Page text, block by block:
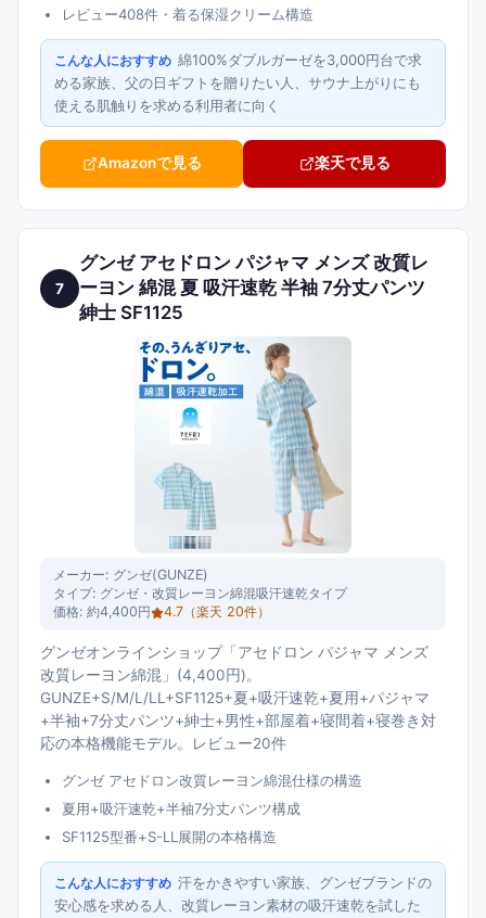
レビュー408件・着る保湿クリーム構造
こんな人におすすめ 綿100%ダブルガーゼを3,000円台で求
める家族、父の日ギフトを贈りたい人、サウナ上がりにも
使える肌触りを求める利用者に向く
Amazonで見る 楽天で見る
7
グンゼ アセドロン パジャマ メンズ 改質レ
ーヨン 綿混 夏 吸汗速乾 半袖 7分丈パンツ
紳士 SF1125
メーカー: グンゼ(GUNZE)
タイプ: グンゼ・改質レーヨン綿混吸汗速乾タイプ
価格: 約4,400円 4.7 （楽天 20件）
グンゼオンラインショップ「アセドロン パジャマ メンズ
改質レーヨン綿混」(4,400円)。
GUNZE+S/M/L/LL+SF1125+夏+吸汗速乾+夏用+パジャマ
+半袖+7分丈パンツ+紳士+男性+部屋着+寝間着+寝巻き対
応の本格機能モデル。レビュー20件
グンゼ アセドロン改質レーヨン綿混仕様の構造
夏用+吸汗速乾+半袖7分丈パンツ構成
SF1125型番+S-LL展開の本格構造
こんな人におすすめ 汗をかきやすい家族、グンゼブランドの
安心感を求める人、改質レーヨン素材の吸汗速乾を試した